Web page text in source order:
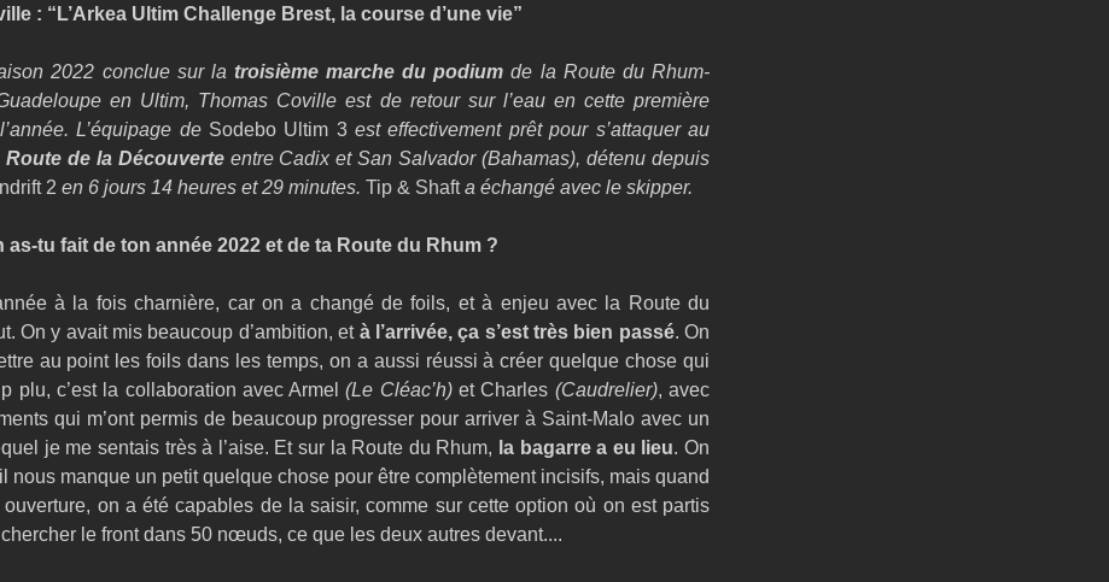
: “L’Arkea Ultim Challenge Brest, la course d’une vie”
2022 conclue sur la troisième marche du podium de la Route du Rhum-
en Ultim, Thomas Coville est de retour sur l’eau en cette première
L’équipage de Sodebo Ultim 3
de la Découverte entre Cadix et San Salvador (Bahamas), détenu depuis
2 en 6 jours 14 heures et 29 minutes. Tip & Shaft a échangé avec le skipper.
as-tu fait de ton année 2022 et de ta Route du Rhum ?
à la fois charnière, car on a changé de foils, et à enjeu avec la Route du
On y avait mis beaucoup d’ambition, et à l’arrivée, ça s’est très bien passé. On
au point les foils dans les temps, on a aussi réussi à créer quelque chose qui
plu, c’est la collaboration avec Armel (Le Cléac’h) et Charles (Caudrelier), avec
qui m’ont permis de beaucoup progresser pour arriver à Saint-Malo avec un
je me sentais très à l’aise. Et sur la Route du Rhum, la bagarre a eu lieu. On
nous manque un petit quelque chose pour être complètement incisifs, mais quand
on a été capables de la saisir, comme sur cette option où on est partis
chercher le front dans 50 nœuds, ce que les deux autres devant....